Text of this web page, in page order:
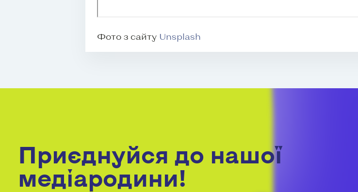
Фото з сайту Unsplash
Приєднуйся до нашої
медіародини!